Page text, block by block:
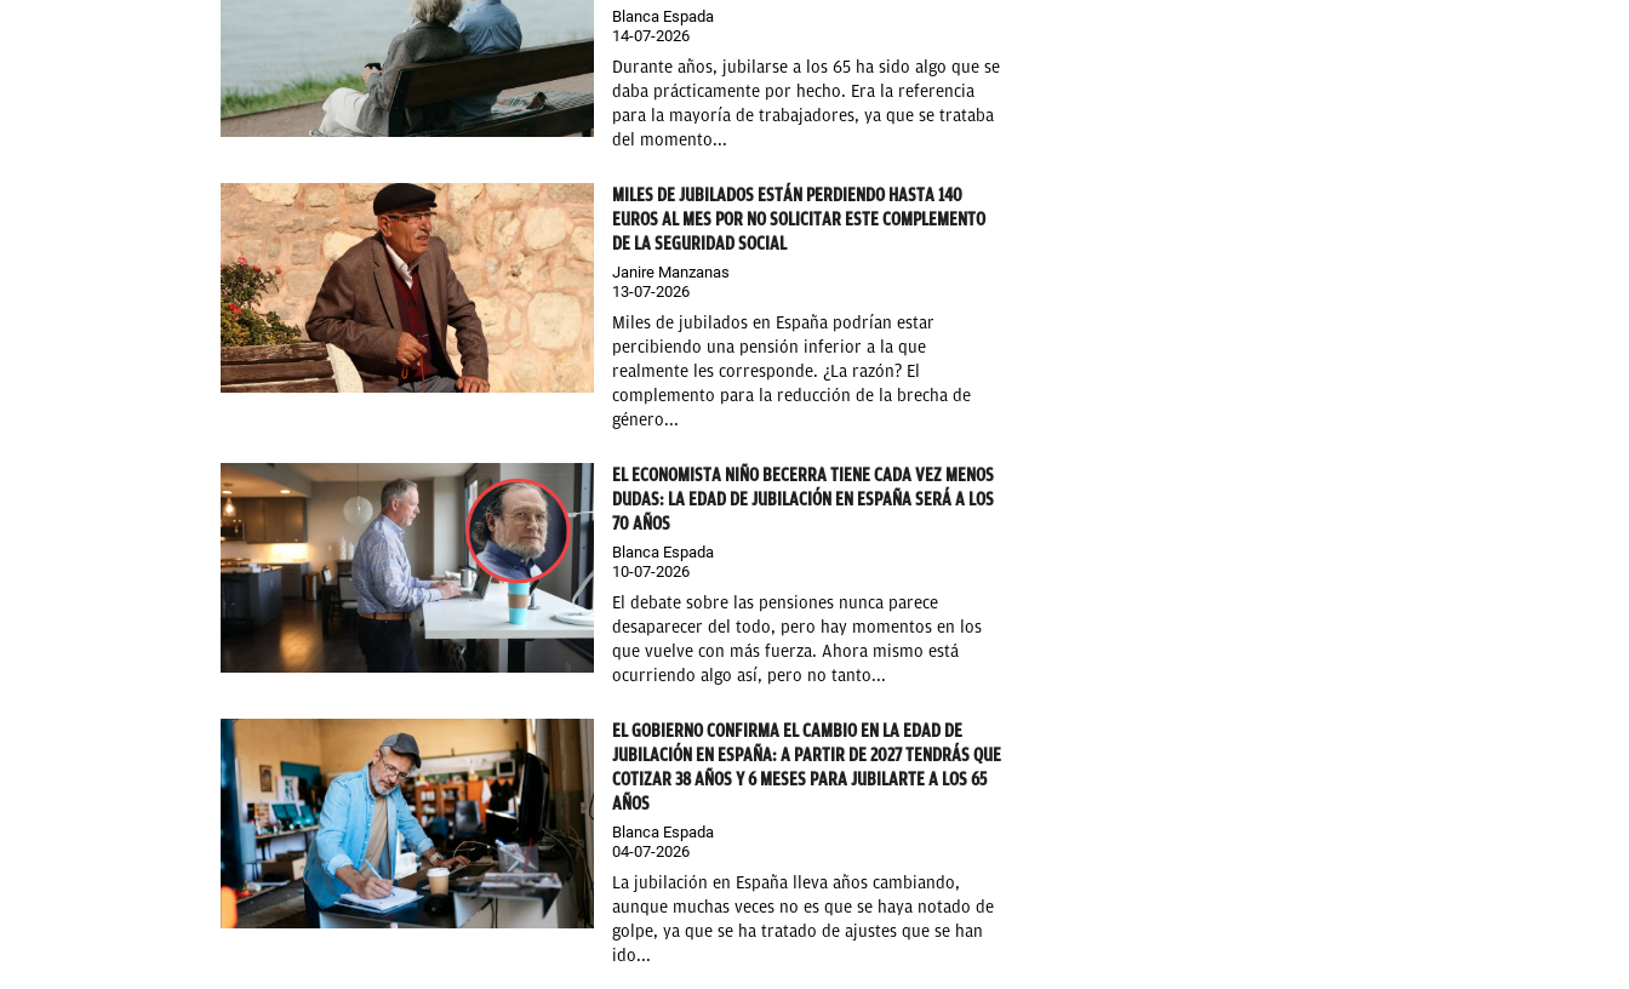
Blanca Espada
14-07-2026
Durante años, jubilarse a los 65 ha sido algo que se
daba prácticamente por hecho. Era la referencia
para la mayoría de trabajadores, ya que se trataba
del momento...
MILES DE JUBILADOS ESTÁN PERDIENDO HASTA 140
EUROS AL MES POR NO SOLICITAR ESTE COMPLEMENTO
DE LA SEGURIDAD SOCIAL
Janire Manzanas
13-07-2026
Miles de jubilados en España podrían estar
percibiendo una pensión inferior a la que
realmente les corresponde. ¿La razón? El
complemento para la reducción de la brecha de
género...
EL ECONOMISTA NIÑO BECERRA TIENE CADA VEZ MENOS
DUDAS: LA EDAD DE JUBILACIÓN EN ESPAÑA SERÁ A LOS
70 AÑOS
Blanca Espada
10-07-2026
El debate sobre las pensiones nunca parece
desaparecer del todo, pero hay momentos en los
que vuelve con más fuerza. Ahora mismo está
ocurriendo algo así, pero no tanto...
EL GOBIERNO CONFIRMA EL CAMBIO EN LA EDAD DE
JUBILACIÓN EN ESPAÑA: A PARTIR DE 2027 TENDRÁS QUE
COTIZAR 38 AÑOS Y 6 MESES PARA JUBILARTE A LOS 65
AÑOS
Blanca Espada
04-07-2026
La jubilación en España lleva años cambiando,
aunque muchas veces no es que se haya notado de
golpe, ya que se ha tratado de ajustes que se han
ido...